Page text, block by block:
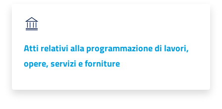
L'Impresa
Digitale
Ac
Atti relativi alla programmazione di lavori,
opere, servizi e forniture